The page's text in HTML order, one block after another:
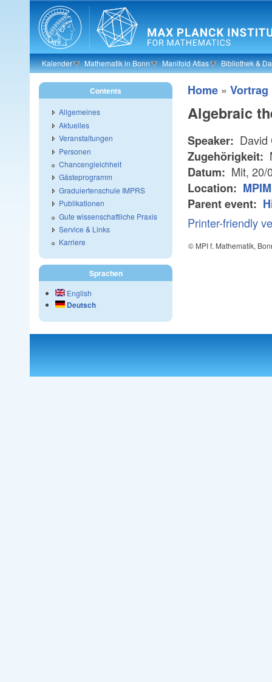
Skip to main content
Kalender Mathematik in Bonn Manifold Atlas Bibliothek &
Home » Vortrag
Algebraic
Speaker: David
Zugehörigkeit:
Datum: Mit,
Location:
Parent event:
Printer-friendly
© MPI f. Mathematik,
Contents
Allgemeines
Aktuelles
Veranstaltungen
Personen
Chancengleichheit
Gästeprogramm
Graduiertenschule IMPRS
Publikationen
Gute wissenschaftliche Praxis
Service & Links
Karriere
Sprachen
English
Deutsch